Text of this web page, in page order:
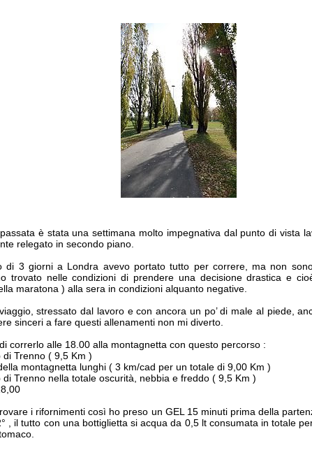
è stata una settimana molto impegnativa dal punto di vista
relegato in secondo piano.
di 3 giorni a Londra avevo portato tutto per correre, ma non
trovato nelle condizioni di prendere una decisione drastica e
maratona ) alla sera in condizioni alquanto negative.
stressato dal lavoro e con ancora un po’ di male al piede,
sinceri a fare questi allenamenti non mi diverto.
correrlo alle 18.00 alla montagnetta con questo percorso :
di Trenno ( 9,5 Km )
montagnetta lunghi ( 3 km/cad per un totale di 9,00 Km )
di Trenno nella totale oscurità, nebbia e freddo ( 9,5 Km )
i rifornimenti così ho preso un GEL 15 minuti prima della
, il tutto con una bottiglietta si acqua da 0,5 lt consumata in totale